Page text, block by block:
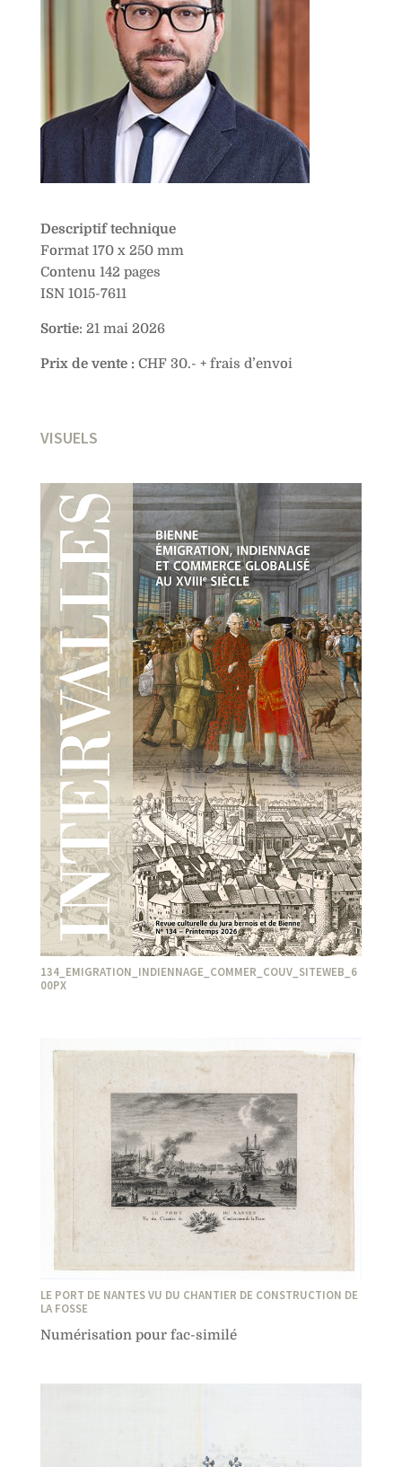
Descriptif technique
Format 170 x 250 mm
Contenu 142 pages
ISN 1015-7611
Sortie: 21 mai 2026
Prix de vente : CHF 30.- + frais d’envoi
VISUELS
134_EMIGRATION_INDIENNAGE_COMMER_COUV_SITEWEB_6
00PX
LE PORT DE NANTES VU DU CHANTIER DE CONSTRUCTION DE
LA FOSSE
Numérisation pour fac-similé